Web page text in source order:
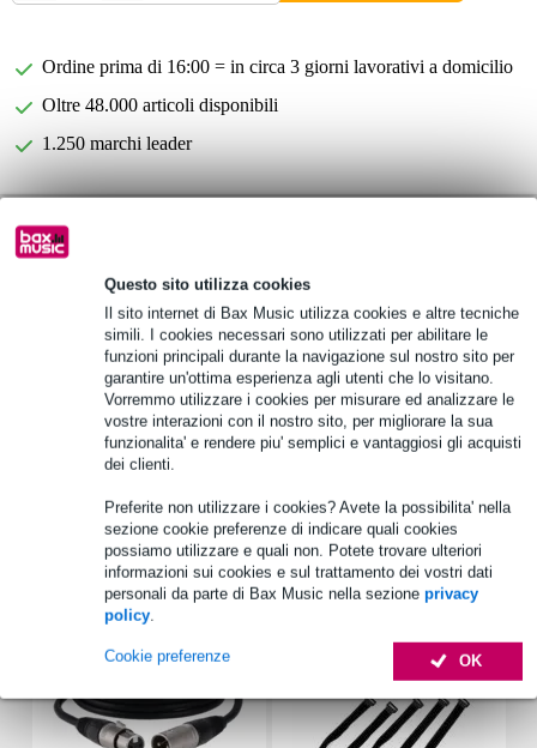
Questo sito utilizza cookies
Il sito internet di Bax Music utilizza cookies e altre tecniche
simili. I cookies necessari sono utilizzati per abilitare le
funzioni principali durante la navigazione sul nostro sito per
garantire un'ottima esperienza agli utenti che lo visitano.
Vorremmo utilizzare i cookies per misurare ed analizzare le
vostre interazioni con il nostro sito, per migliorare la sua
funzionalita' e rendere piu' semplici e vantaggiosi gli acquisti
dei clienti.
Preferite non utilizzare i cookies? Avete la possibilita' nella
sezione cookie preferenze di indicare quali cookies
possiamo utilizzare e quali non. Potete trovare ulteriori
informazioni sui cookies e sul trattamento dei vostri dati
personali da parte di Bax Music nella sezione privacy
policy.
OK
Cookie preferenze
Ordine prima di 16:00 = in circa 3 giorni lavorativi a domicilio
Oltre 48.000 articoli disponibili
1.250 marchi leader
14,35 € di premio
Informazioni sul prodotto
tipo: amplificatore di potenza LD Systems XS400
classe dell'amplificatore: Classe D
numero di canali: 2
Accessori (6)